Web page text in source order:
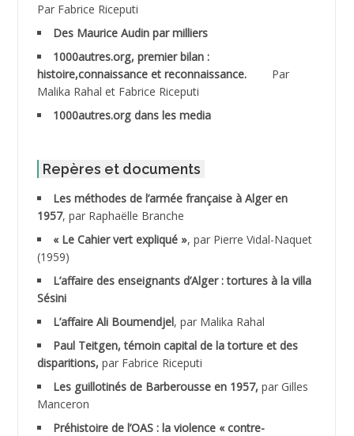
ABDESSELAMI Kouider
ABDESSLEM Ahmed dit le Coiffeur
ABDOUDOU
ABID Mohamed
ABNOUN Salah
ACHACHE M.*
ACHLAF Ali
ADALMI
ADANE Ramdane *
ADDAD
Par Fabrice Riceputi
Des Maurice Audin par milliers
1000autres.org, premier bilan :
histoire,connaissance et reconnaissance.
Par
Malika Rahal et Fabrice Riceputi
1000autres.org dans les media
Repères et documents
Les méthodes de l’armée française à Alger en
1957, par Raphaëlle Branche
« Le Cahier vert expliqué », par Pierre Vidal-Naquet
(1959)
L’affaire des enseignants d’Alger : tortures à la villa
Sésini
L’affaire Ali Boumendjel, par Malika Rahal
Paul Teitgen, témoin capital de la torture et des
disparitions, par Fabrice Riceputi
Les guillotinés de Barberousse en 1957, par Gilles
Manceron
Préhistoire de l’OAS : la violence « contre-